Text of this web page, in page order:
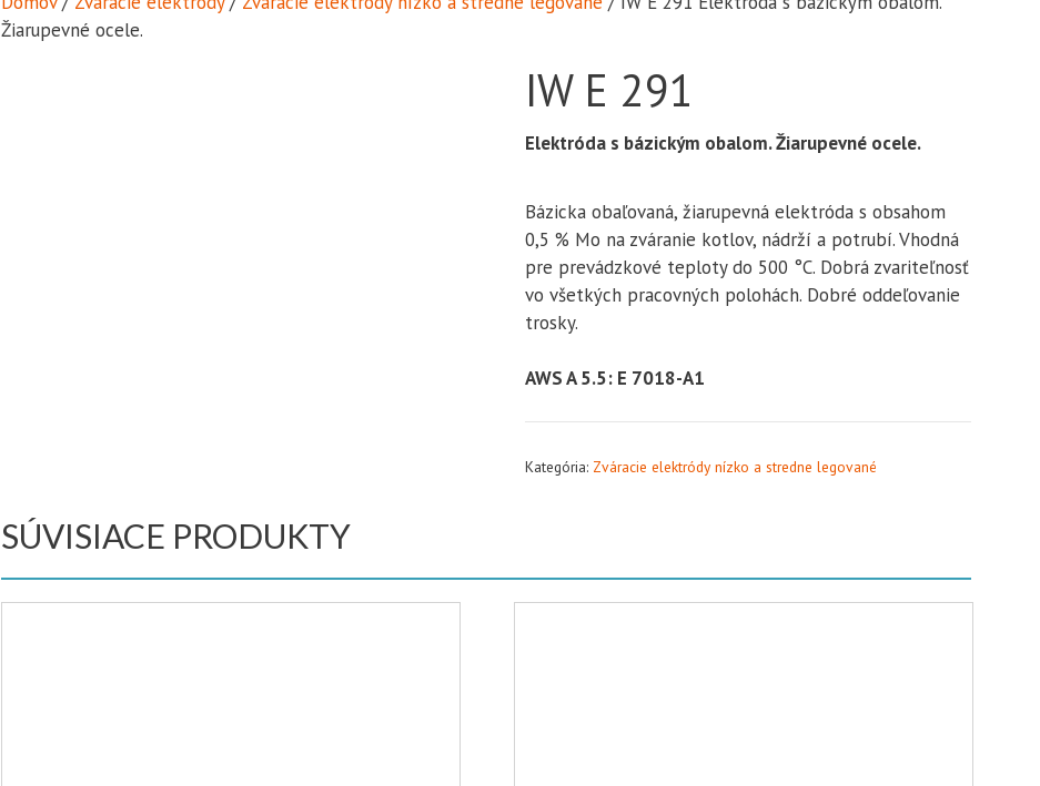
Žiarupevné ocele.
IW E 291
Elektróda s bázickým obalom. Žiarupevné ocele.
Bázicka obaľovaná, žiarupevná elektróda s obsahom
0,5 % Mo na zváranie kotlov, nádrží a potrubí. Vhodná
pre prevádzkové teploty do 500 °C. Dobrá zvariteľnosť
vo všetkých pracovných polohách. Dobré oddeľovanie
trosky.
AWS A 5.5: E 7018-A1
Kategória: Zváracie elektródy nízko a stredne legované
SÚVISIACE PRODUKTY